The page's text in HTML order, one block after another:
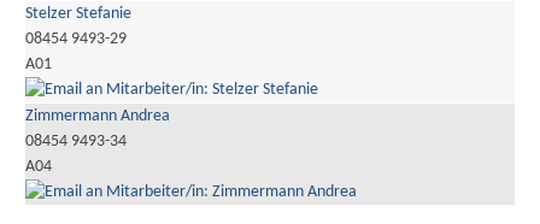
Stelzer Stefanie
08454 9493-29
A01
Zimmermann Andrea
08454 9493-34
A04